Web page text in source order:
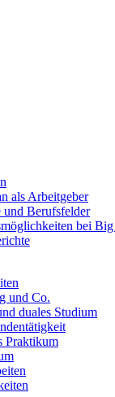
als Arbeitgeber
und Berufsfelder
bei
und Co.
duales Studium
Praktikum